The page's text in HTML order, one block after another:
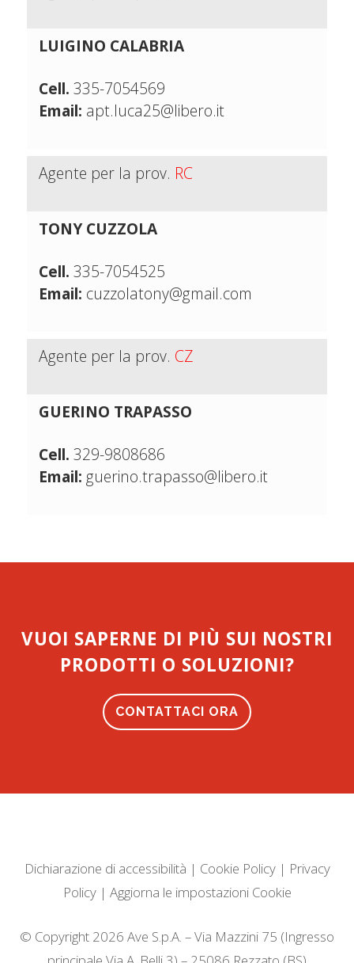
LUIGINO CALABRIA
Cell. 335-7054569
Email: apt.luca25@libero.it
Agente per la prov. RC
TONY CUZZOLA
Cell. 335-7054525
Email: cuzzolatony@gmail.com
Agente per la prov. CZ
GUERINO TRAPASSO
Cell. 329-9808686
Email: guerino.trapasso@libero.it
VUOI SAPERNE DI PIÙ SUI NOSTRI
PRODOTTI O SOLUZIONI?
CONTATTACI ORA
Dichiarazione di accessibilità | Cookie Policy| Privacy
Policy| Aggiorna le impostazioni Cookie
© Copyright 2026 Ave S.p.A. – Via Mazzini 75 (Ingresso